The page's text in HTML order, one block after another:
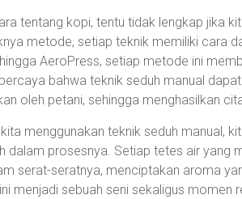
tentang kopi, tentu tidak lengkap jika
metode, setiap teknik memiliki cara
AeroPress, setiap metode ini
bahwa teknik seduh manual
oleh petani, sehingga menghasilkan
menggunakan teknik seduh manual,
dalam prosesnya. Setiap tetes air yang
serat-seratnya, menciptakan aroma
menjadi sebuah seni sekaligus